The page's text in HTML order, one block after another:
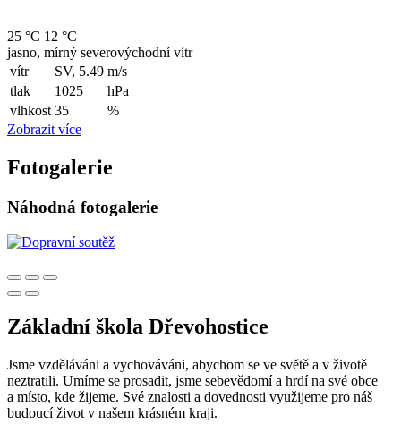
25 °C 12 °C
jasno, mírný severovýchodní vítr
vítr
SV, 5.49 m/s
tlak
1025
hPa
vlhkost 35
%
Zobrazit více
Fotogalerie
Náhodná fotogalerie
Základní škola Dřevohostice
Jsme vzděláváni a vychováváni, abychom se ve světě a v životě
neztratili. Umíme se prosadit, jsme sebevědomí a hrdí na své obce
a místo, kde žijeme. Své znalosti a dovednosti využijeme pro náš
budoucí život v našem krásném kraji.